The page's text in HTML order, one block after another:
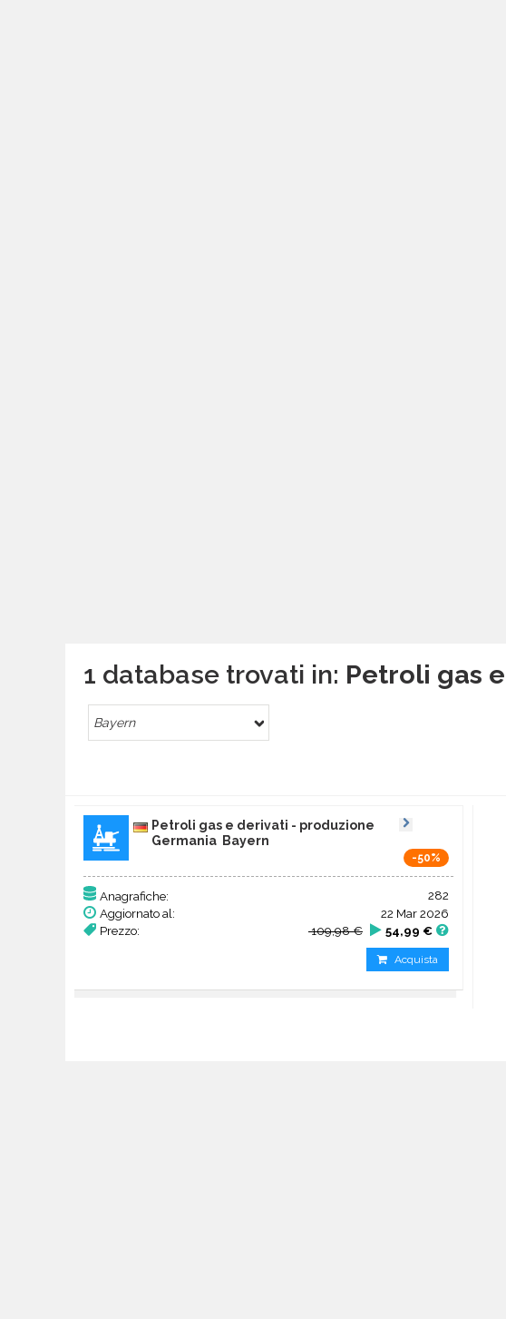
1 database trovati in: Petroli gas
Bayern
Petroli gas e derivati - produzione
Germania Bayern
-50%
Anagrafiche:
282
Aggiornato al:
22 Mar 2026
Prezzo:
109,98 € 54,99 €
Acquista